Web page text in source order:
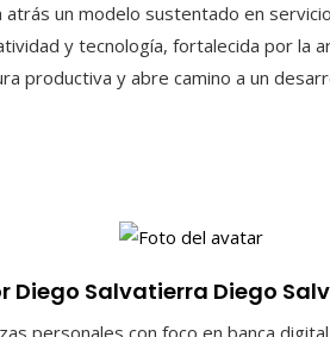
un modelo sustentado en
y tecnología, fortalecida por la
productiva y abre camino a un
Diego Salvatierra Diego
personales con foco en banca